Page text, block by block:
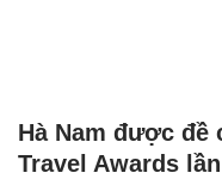
Hà Nam được đề
Travel Awards